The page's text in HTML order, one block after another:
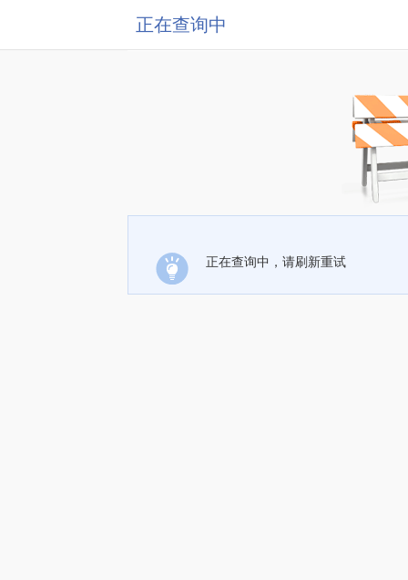
正在查询中
正在查询中，请刷新重试